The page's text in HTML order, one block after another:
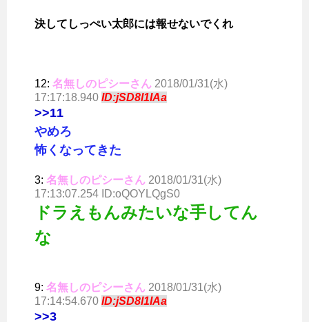
決してしっぺい太郎には報せないでくれ
12: 名無しのピシーさん 2018/01/31(水)
17:17:18.940 ID:jSD8l1IAa
>>11
やめろ
怖くなってきた
3: 名無しのピシーさん 2018/01/31(水)
17:13:07.254 ID:oQOYLQgS0
ドラえもんみたいな手してん
な
9: 名無しのピシーさん 2018/01/31(水)
17:14:54.670 ID:jSD8l1IAa
>>3